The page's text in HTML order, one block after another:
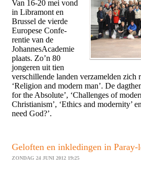
Van 16-20 mei vond
in Libramont en
Brussel de vierde
Europese Confe­
rentie van de
JohannesAcademie
plaats. Zo’n 80
jongeren uit tien
verschillende landen verzamelden zich
‘Religion and modern man’. De
for the Absolute’, ‘Challenges of
Christianism’, ‘Ethics and modernity’
need God?’.
Geloften en inkledingen in
ZONDAG 24 JUNI 2012 19:25